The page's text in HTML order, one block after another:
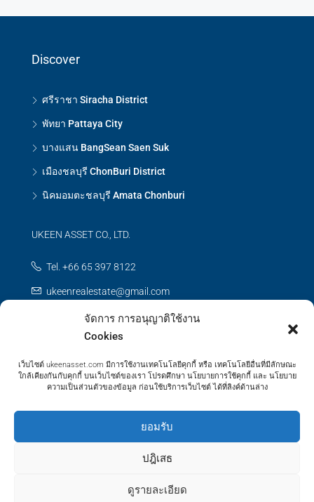
จัดการ การอนุญาติใช้งาน
Cookies
เว็บไซต์ ukeenasset.com มีการใช้งานเทคโนโลยีคุกกี้ หรือ เทคโนโลยีอื่นที่มีลักษณะ
ใกล้เคียงกันกับคุกกี้ บนเว็บไซต์ของเรา โปรดศึกษา นโยบายการใช้คุกกี้ และ นโยบาย
ความเป็นส่วนตัวของข้อมูล ก่อนใช้บริการเว็บไซต์ ได้ที่ลิงค์ด้านล่าง
ยอมรับ
ปฎิเสธ
ดูรายละเอียด
Discover
ศรีราชา Siracha District
พัทยา Pattaya City
บางแสน BangSean Saen Suk
เมืองชลบุรี ChonBuri District
นิคมอมตะชลบุรี Amata Chonburi
UKEEN ASSET CO., LTD.
Tel. +66 65 397 8122
ukeenrealestate@gmail.com